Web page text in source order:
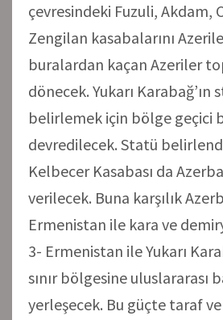
çevresindeki Fuzuli, Akdam,
Zengilan kasabalarını
buralardan kaçan Azeriler
dönecek. Yukarı Karabağ’ın
belirlemek için bölge geçici
devredilecek. Statü
Kelbecer Kasabası da
verilecek. Buna karşılık
Ermenistan ile kara ve
3- Ermenistan ile Yukarı
sınır bölgesine uluslararası
yerleşecek. Bu güçte taraf